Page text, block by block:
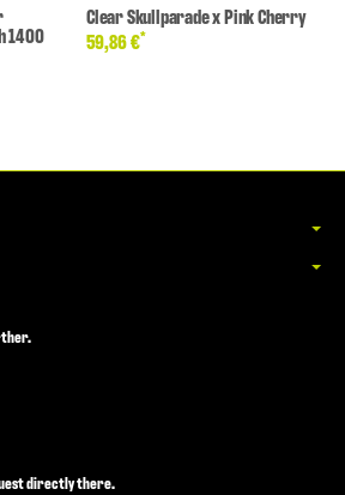
1400
Clear Skullparade x Pink Cherry
59,86 €*
directly there.